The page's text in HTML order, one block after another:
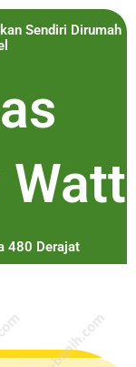
Sendiri Dirumah
480 Derajat